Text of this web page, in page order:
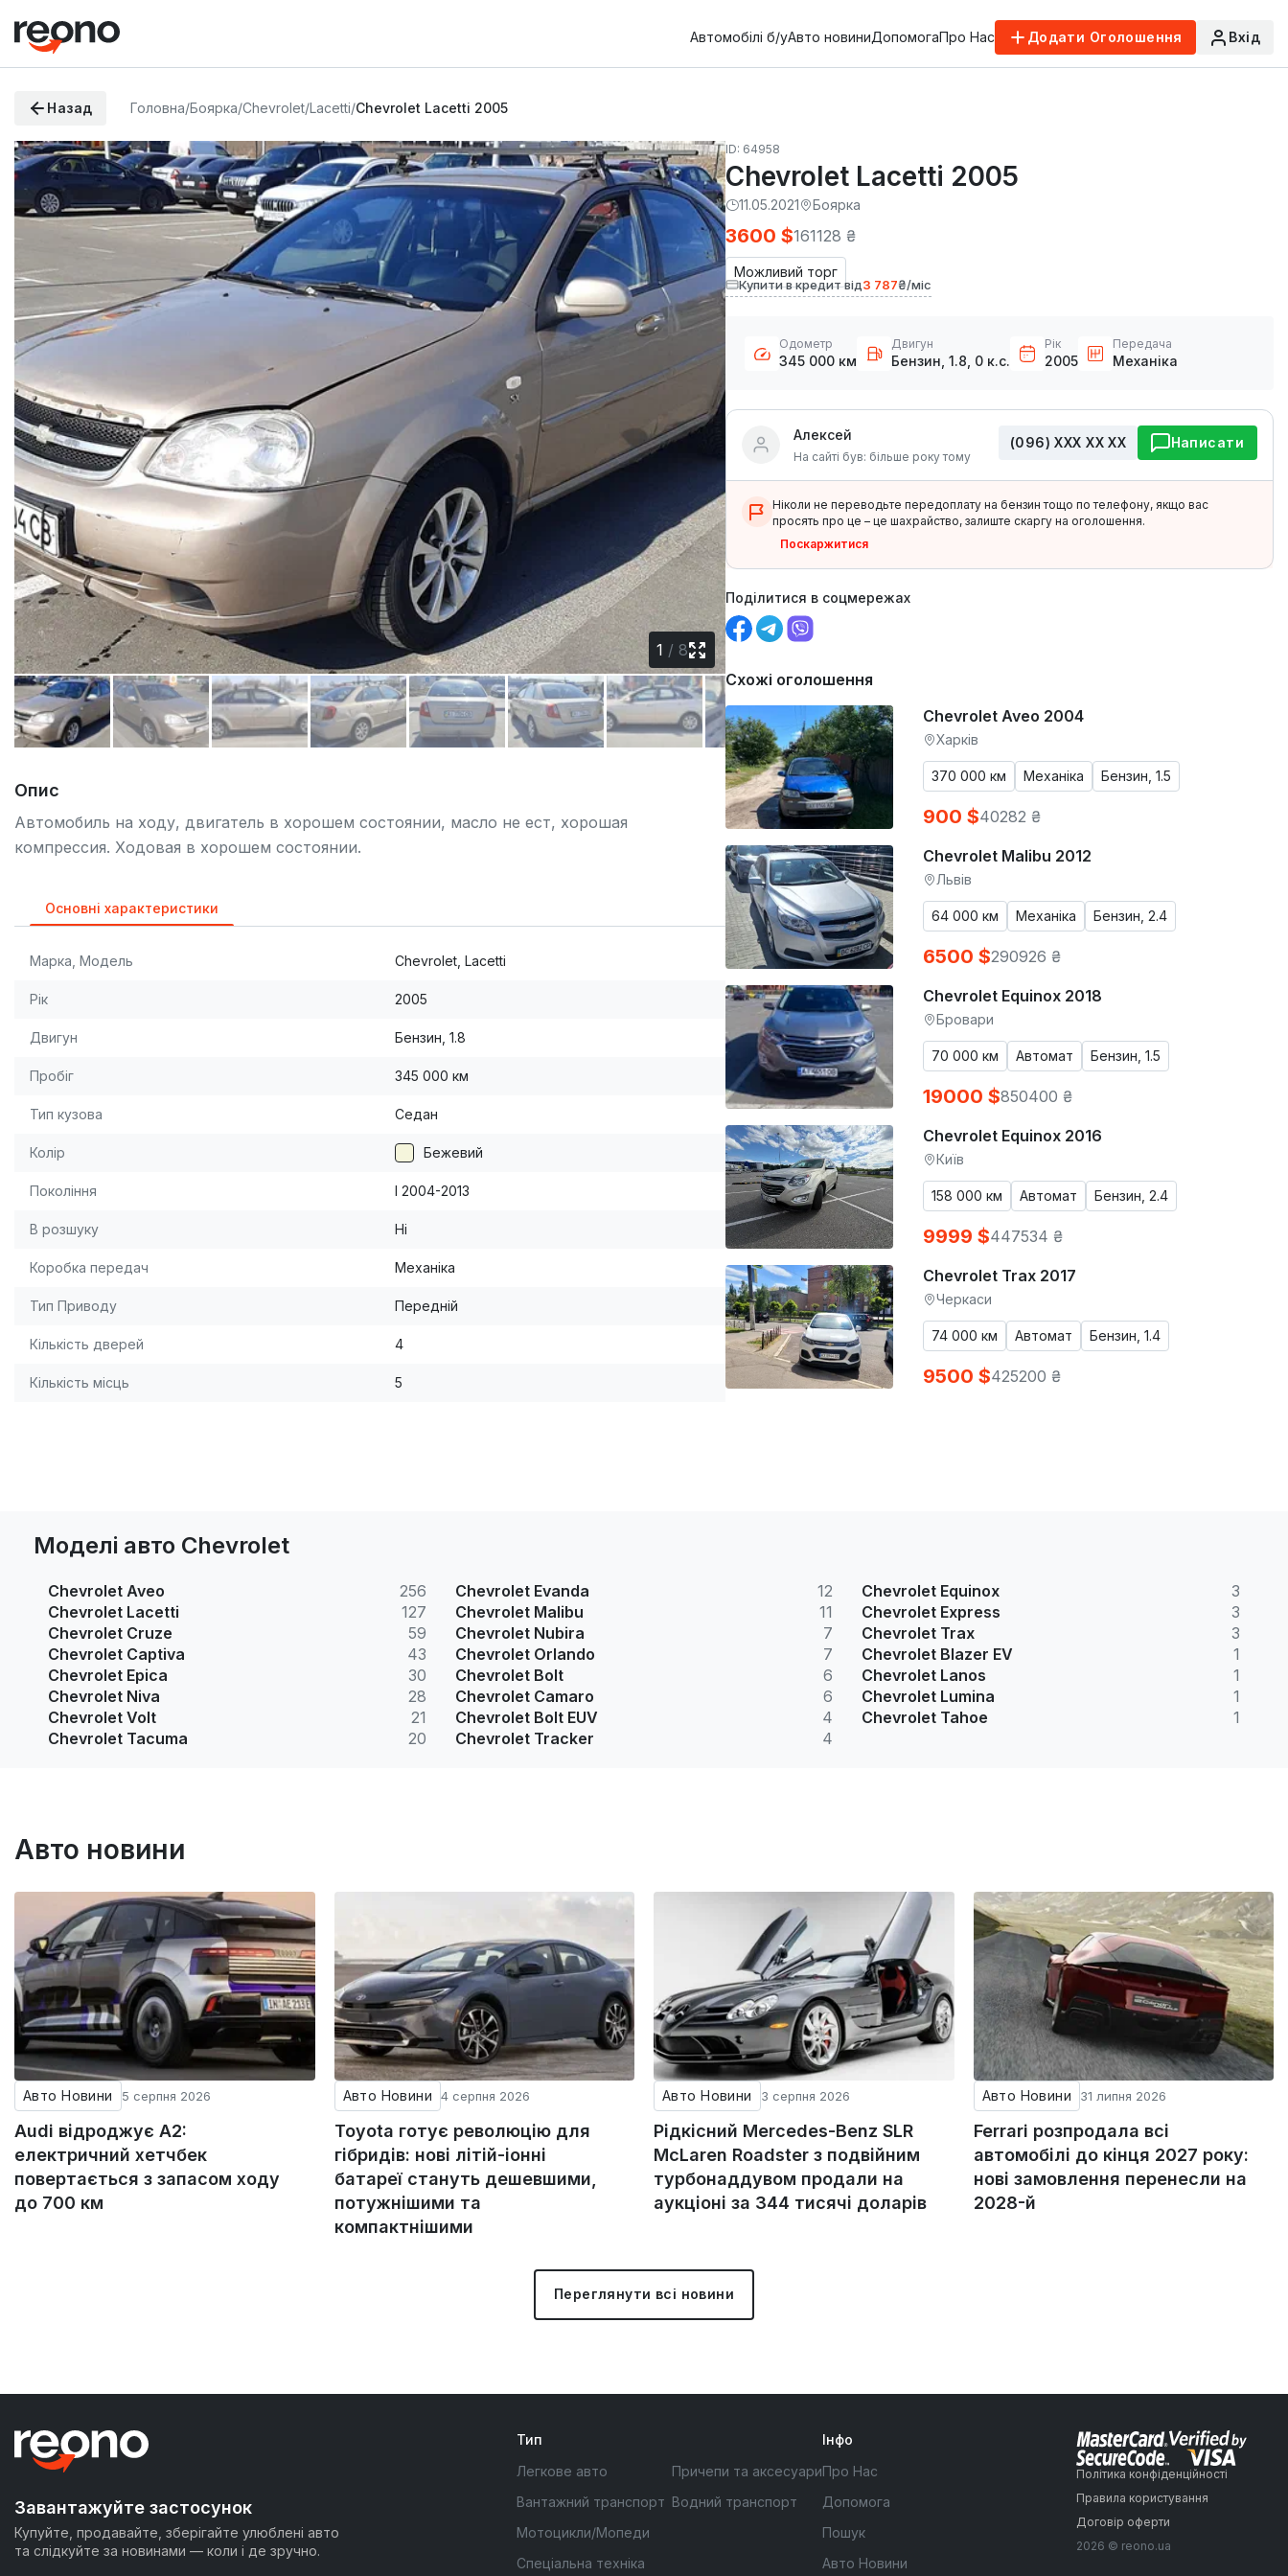
Автомобілі б/уАвто новиниДопомогаПро Нас Додати Оголошення Вхід
Назад Головна/Боярка/Chevrolet/Lacetti/Chevrolet Lacetti 2005
1 / 8
Опис
Автомобиль на ходу, двигатель в хорошем состоянии, масло не ест, хорошая
компрессия. Ходовая в хорошем состоянии.
Основні характеристики
Марка, Модель Chevrolet, Lacetti
Рік 2005
Двигун Бензин, 1.8
Пробіг 345 000 км
Тип кузова Седан
Колір Бежевий
Покоління I 2004-2013
В розшуку Ні
Коробка передач Механіка
Тип Приводу Передній
Кількість дверей 4
Кількість місць 5
ID: 64958
Chevrolet Lacetti 2005
11.05.2021 Боярка
Можливий торг
3600 $161128 ₴
Купити в кредит від3 787₴/міс
Одометр
345 000 км
Двигун
Бензин, 1.8, 0 к.с.
Рік
2005
Передача
Механіка
Алексей
На сайті був: більше року тому
(096) ХХХ ХХ ХХ Написати
Ніколи не переводьте передоплату на бензин тощо по телефону, якщо вас
просять про це – це шахрайство, залиште скаргу на оголошення.
Поскаржитися
Поділитися в соцмережах
Схожі оголошення
Chevrolet Aveo 2004
Харків
370 000 км Механіка Бензин, 1.5
900 $40282 ₴
Chevrolet Malibu 2012
Львів
64 000 км Механіка Бензин, 2.4
6500 $290926 ₴
Chevrolet Equinox 2018
Бровари
70 000 км Автомат Бензин, 1.5
19000 $850400 ₴
Chevrolet Equinox 2016
Київ
158 000 км Автомат Бензин, 2.4
9999 $447534 ₴
Chevrolet Trax 2017
Черкаси
74 000 км Автомат Бензин, 1.4
9500 $425200 ₴
Моделі авто Chevrolet
Chevrolet Aveo
256
Chevrolet Lacetti
127
Chevrolet Cruze
59
Chevrolet Captiva
43
Chevrolet Epica
30
Chevrolet Niva
28
Chevrolet Volt
21
Chevrolet Tacuma
20
Chevrolet Evanda
12
Chevrolet Malibu
11
Chevrolet Nubira
7
Chevrolet Orlando
7
Chevrolet Bolt
6
Chevrolet Camaro
6
Chevrolet Bolt EUV
4
Chevrolet Tracker
4
Chevrolet Equinox
3
Chevrolet Express
3
Chevrolet Trax
3
Chevrolet Blazer EV
1
Chevrolet Lanos
1
Chevrolet Lumina
1
Chevrolet Tahoe
1
Авто новини
Авто Новини 5 серпня 2026
Audi відроджує A2:
електричний хетчбек
повертається з запасом ходу
до 700 км
Авто Новини 4 серпня 2026
Toyota готує революцію для
гібридів: нові літій-іонні
батареї стануть дешевшими,
потужнішими та
компактнішими
Авто Новини 3 серпня 2026
Рідкісний Mercedes-Benz SLR
McLaren Roadster з подвійним
турбонаддувом продали на
аукціоні за 344 тисячі доларів
Авто Новини 31 липня 2026
Ferrari розпродала всі
автомобілі до кінця 2027 року:
нові замовлення перенесли на
2028-й
Переглянути всі новини
Завантажуйте застосунок
Купуйте, продавайте, зберігайте улюблені авто
та слідкуйте за новинами — коли і де зручно.
Тип
Легкове авто
Вантажний транспорт
Мотоцикли/Мопеди
Спеціальна техніка
Причепи та аксесуари
Водний транспорт
Інфо
Про Нас
Допомога
Пошук
Авто Новини
Політика конфіденційності
Правила користування
Договір оферти
2026 © reono.ua